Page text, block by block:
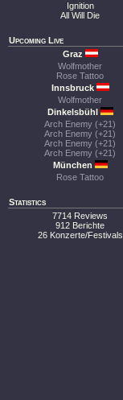
Ignition
All Will Die
Upcoming Live
Graz
Wolfmother
Rose Tattoo
Innsbruck
Wolfmother
Dinkelsbühl
Arch Enemy (+21)
Arch Enemy (+21)
Arch Enemy (+21)
Arch Enemy (+21)
München
Rose Tattoo
Statistics
7714 Reviews
912 Berichte
26 Konzerte/Festivals